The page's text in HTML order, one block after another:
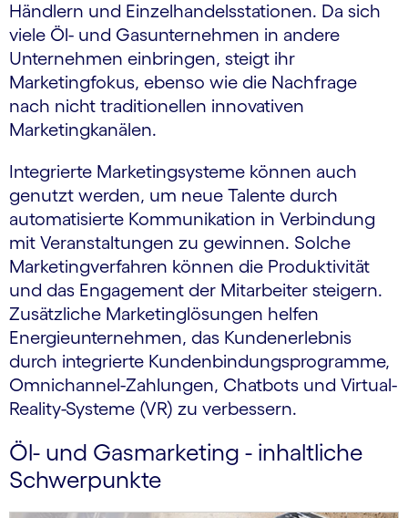
Händlern und Einzelhandelsstationen. Da sich
viele Öl- und Gasunternehmen in andere
Unternehmen einbringen, steigt ihr
Marketingfokus, ebenso wie die Nachfrage
nach nicht traditionellen innovativen
Marketingkanälen.
Integrierte Marketingsysteme können auch
genutzt werden, um neue Talente durch
automatisierte Kommunikation in Verbindung
mit Veranstaltungen zu gewinnen. Solche
Marketingverfahren können die Produktivität
und das Engagement der Mitarbeiter steigern.
Zusätzliche Marketinglösungen helfen
Energieunternehmen, das Kundenerlebnis
durch integrierte Kundenbindungsprogramme,
Omnichannel-Zahlungen, Chatbots und Virtual-
Reality-Systeme (VR) zu verbessern.
Öl- und Gasmarketing - inhaltliche
Schwerpunkte